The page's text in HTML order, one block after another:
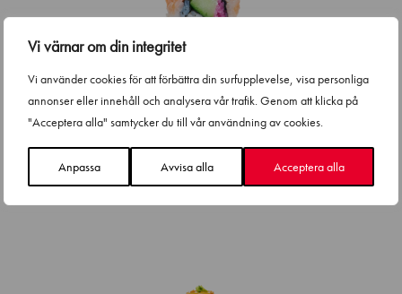
Vi värnar om din integritet
Vi använder cookies för att förbättra din surfupplevelse, visa personliga
annonser eller innehåll och analysera vår trafik. Genom att klicka på
"Acceptera alla" samtycker du till vår användning av cookies.
Anpassa Avvisa alla Acceptera alla
Philly Salmon
1.0kg
CO